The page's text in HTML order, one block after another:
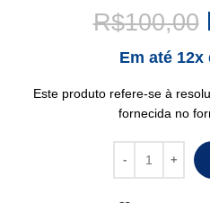
R$100,00
Em até 12x
Este produto refere-se à
fornecida no